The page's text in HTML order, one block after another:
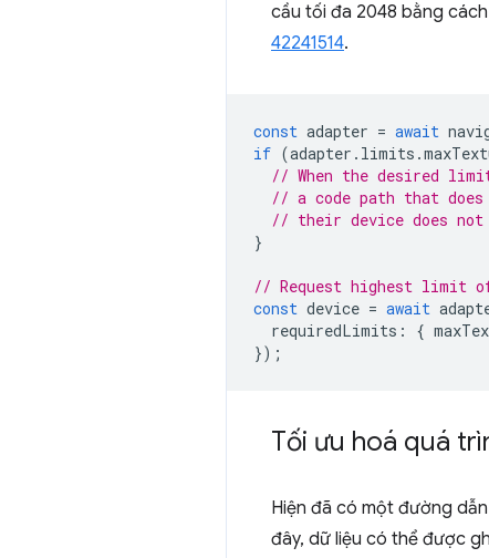
cầu tối đa 2048 bằng
42241514.
const adapter = await
if (adapter . limits .
// When the desired
// a code path that
// their device does not
}
// Request highest limit
const device = await
requiredLimits : {
});
Tối ưu hoá quá
Hiện đã có một đường
đây, dữ liệu có thể được